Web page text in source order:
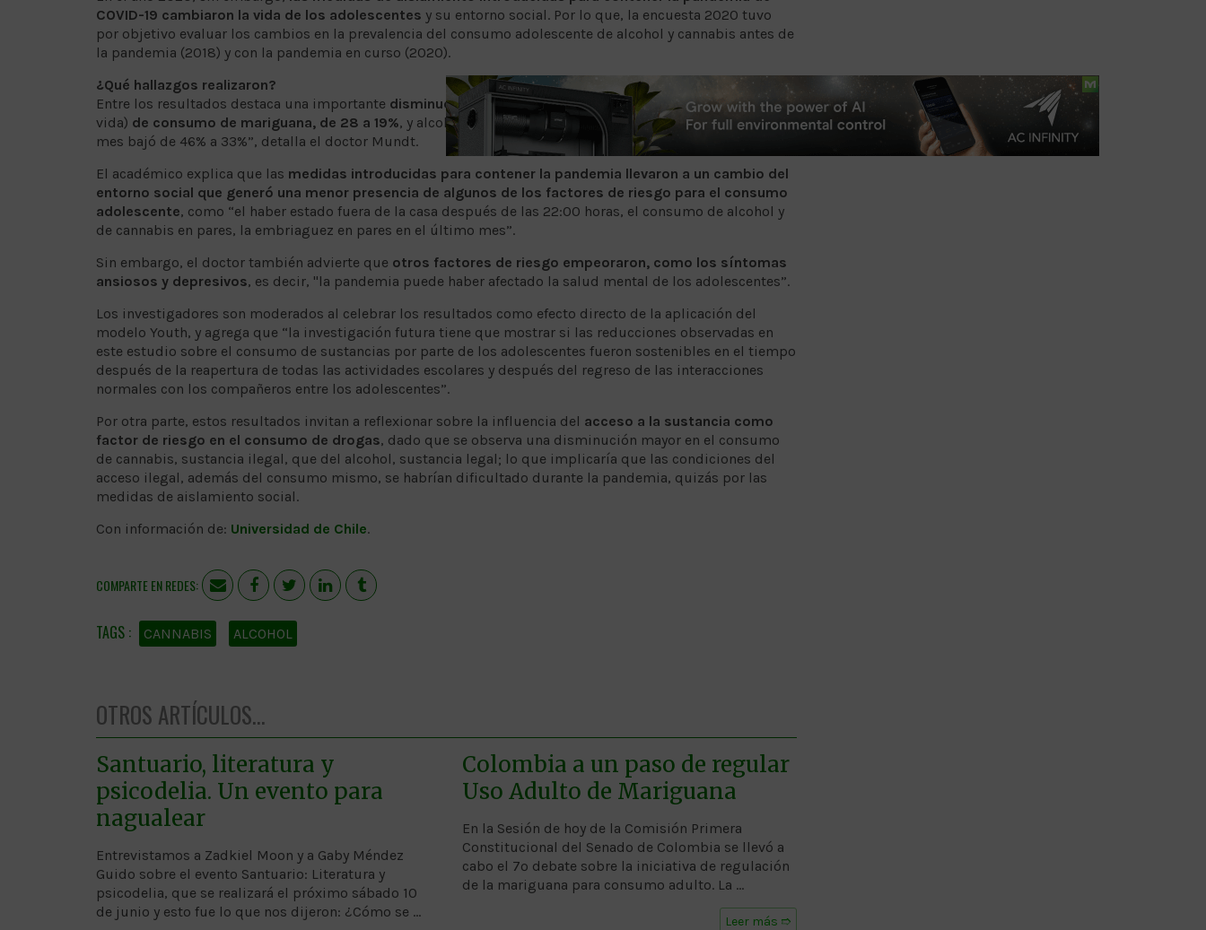
COVID-19 cambiaron la vida de los adolescentes y su entorno social. Por lo que, la encuesta 2020 tuvo
por objetivo evaluar los cambios en la prevalencia del consumo adolescente de alcohol y cannabis antes de
la pandemia (2018) y con la pandemia en curso (2020).
¿Qué hallazgos realizaron?
Entre los resultados destaca una importante disminución de la prevalencia acumulada
(alguna vez en la
vida) de consumo de mariguana, de 28 a 19%, y alcohol, de 80 a 70%, "el consumo de alcohol en el último
mes bajó de 46% a 33%”, detalla el doctor Mundt.
El académico explica que las medidas introducidas para contener la pandemia llevaron a un cambio del
entorno social que generó una menor presencia de algunos de los factores de riesgo para el consumo
adolescente, como “el haber estado fuera de la casa después de las 22:00 horas, el consumo de alcohol y
de cannabis en pares, la embriaguez en pares en el último mes”.
Sin embargo, el doctor también advierte que otros factores de riesgo empeoraron, como los síntomas
ansiosos y depresivos, es decir, "la pandemia puede haber afectado la salud mental de los adolescentes”.
Los investigadores son moderados al celebrar los resultados como efecto directo de la aplicación del
modelo Youth, y agrega que “la investigación futura tiene que mostrar si las reducciones observadas en
este estudio sobre el consumo de sustancias por parte de los adolescentes fueron sostenibles en el tiempo
después de la reapertura de todas las actividades escolares y después del regreso de las interacciones
normales con los compañeros entre los adolescentes”.
Por otra parte, estos resultados invitan a reflexionar sobre la influencia del acceso a la sustancia como
factor de riesgo en el consumo de drogas, dado que se observa una disminución mayor en el consumo
de cannabis, sustancia ilegal, que del alcohol, sustancia legal; lo que implicaría que las condiciones del
acceso ilegal, además del consumo mismo, se habrían dificultado durante la pandemia, quizás por las
medidas de aislamiento social.
Con información de: Universidad de Chile.
COMPARTE EN REDES:
CANNABIS ALCOHOL
OTROS ARTÍCULOS...
Santuario, literatura y
psicodelia. Un evento para
nagualear
Entrevistamos a Zadkiel Moon y a Gaby Méndez
Guido sobre el evento Santuario: Literatura y
psicodelia, que se realizará el próximo sábado 10
de junio y esto fue lo que nos dijeron: ¿Cómo se …
Colombia a un paso de regular
Uso Adulto de Mariguana
En la Sesión de hoy de la Comisión Primera
Constitucional del Senado de Colombia se llevó a
cabo el 7º debate sobre la iniciativa de regulación
de la mariguana para consumo adulto. La …
Leer más ➱